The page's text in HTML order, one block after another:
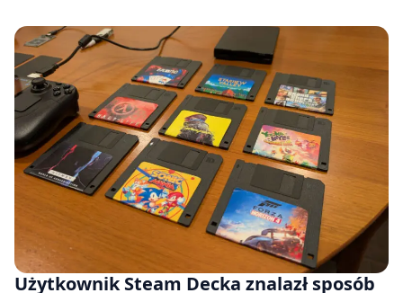
Użytkownik Steam Decka znalazł sposób